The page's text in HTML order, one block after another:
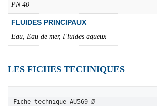
PN 40
FLUIDES PRINCIPAUX
Eau, Eau de mer, Fluides aqueux
LES FICHES TECHNIQUES
Fiche technique AU569-Ø